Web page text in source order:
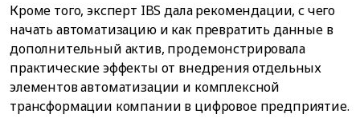
Кроме того, эксперт IBS дала рекомендации, с чего
начать автоматизацию и как превратить данные в
дополнительный актив, продемонстрировала
практические эффекты от внедрения отдельных
элементов автоматизации и комплексной
трансформации компании в цифровое предприятие.